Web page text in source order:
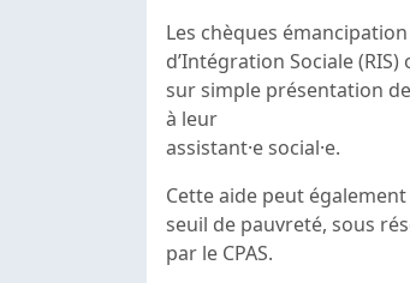
Les chèques
d’Intégration Sociale
sur simple présentation
à leur
assistant·e social·e.
Cette aide peut
seuil de pauvreté, sous
par le CPAS.